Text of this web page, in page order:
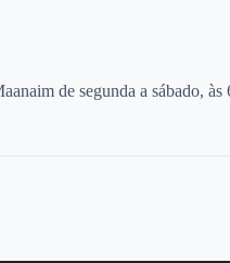
de segunda a sábado,